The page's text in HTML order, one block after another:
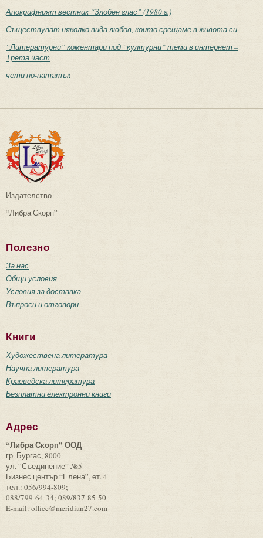
Апокрифният вестник “Злобен глас” (1980 г.)
Съществуват няколко вида любов, които срещаме в живота си
“Литературни” коментари под “културни” теми в интернет –
Трета част
чети по-нататък
Издателство
“Либра Скорп”
Полезно
За нас
Общи условия
Условия за доставка
Въпроси и отговори
Книги
Художествена литература
Научна литература
Краеведска литература
Безплатни електронни книги
Адрес
“Либра Скорп” ООД
гр. Бургас, 8000
ул. “Съединение” №5
Бизнес център “Елена”, ет. 4
тел.: 056/994-809;
088/799-64-34; 089/837-85-50
E-mail: office@meridian27.com